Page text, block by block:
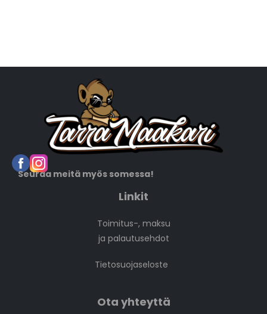
Seuraa meitä myös somessa!
Linkit
Toimitus-, maksu
ja palautusehdot
Tietosuojaseloste
Ota yhteyttä